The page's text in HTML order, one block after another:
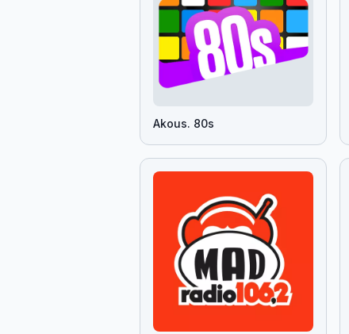
Akous. 80s